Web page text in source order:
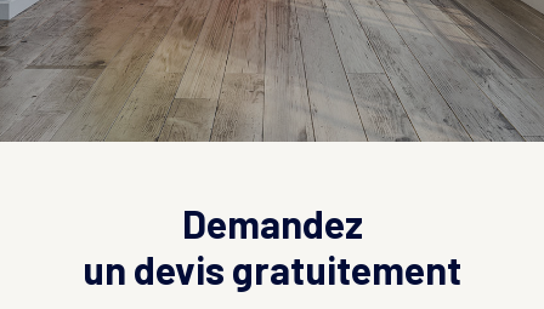
Demandez
un devis gratuitement